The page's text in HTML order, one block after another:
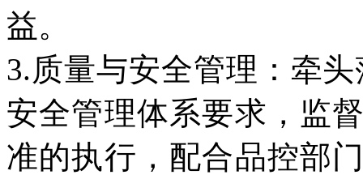
益。
3.质量与安全管理：牵头
安全管理体系要求，监
准的执行，配合品控部